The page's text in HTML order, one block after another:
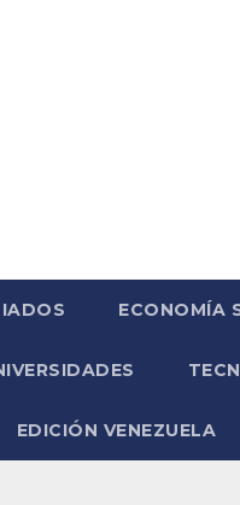
ECONOMÍA
EDICIÓN VENEZUELA